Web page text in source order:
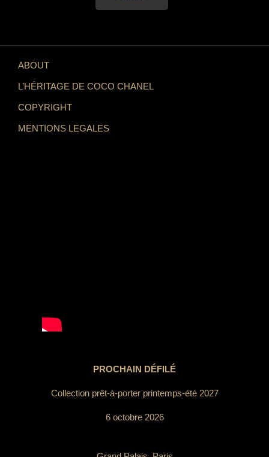
ABOUT
L’HÉRITAGE DE COCO CHANEL
COPYRIGHT
MENTIONS LEGALES
PROCHAIN DÉFILÉ
Collection prêt-à-porter printemps-été 2027
6 octobre 2026